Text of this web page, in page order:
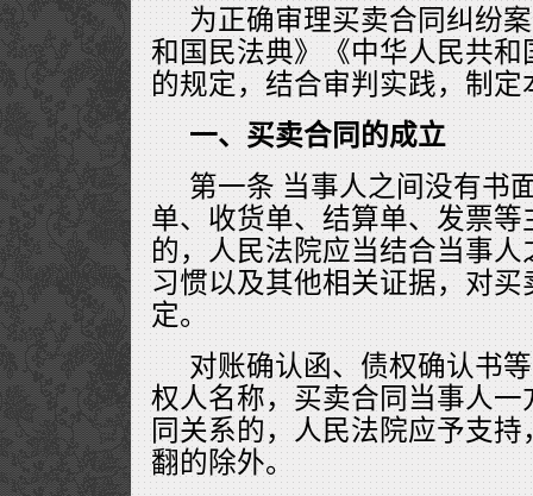
为正确审理买卖合同纠纷
和国民法典》《中华人民共
的规定，结合审判实践，制定
一、买卖合同的成立
第一条 当事人之间没有书
单、收货单、结算单、发票
的，人民法院应当结合当事
习惯以及其他相关证据，对
定。
对账确认函、债权确认书
权人名称，买卖合同当事人
同关系的，人民法院应予支
翻的除外。